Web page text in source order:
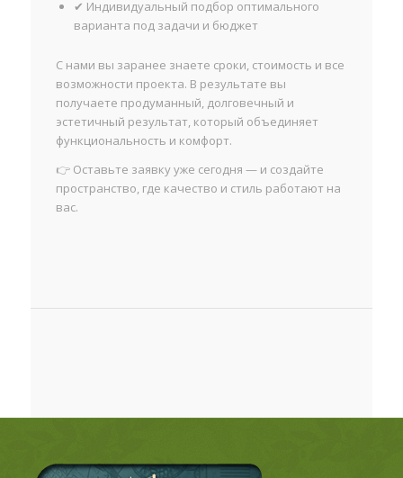
✔ Индивидуальный подбор оптимального
варианта под задачи и бюджет
С нами вы заранее знаете сроки, стоимость и все
возможности проекта. В результате вы
получаете продуманный, долговечный и
эстетичный результат, который объединяет
функциональность и комфорт.
👉 Оставьте заявку уже сегодня — и создайте
пространство, где качество и стиль работают на
вас.